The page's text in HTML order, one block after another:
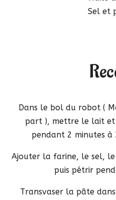
Sel et
Dans le bol du robot (
part ), mettre le lait
pendant 2 minutes à
Ajouter la farine, le sel,
puis pétrir
Transvaser la pâte